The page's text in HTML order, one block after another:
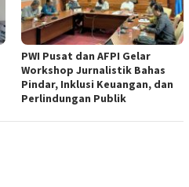
PWI Pusat dan AFPI Gelar
Workshop Jurnalistik Bahas
Pindar, Inklusi Keuangan, dan
Perlindungan Publik